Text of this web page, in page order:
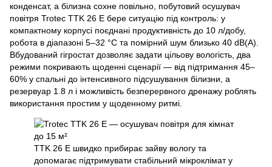
конденсат, а білизна сохне повільно, побутовий осушувач
повітря Trotec TTK 26 E бере ситуацію під контроль: у
компактному корпусі поєднані продуктивність до 10 л/добу,
робота в діапазоні 5–32 °C та помірний шум близько 40 dB(A).
Вбудований гігростат дозволяє задати цільову вологість, два
режими покривають щоденні сценарії — від підтримання 45–
60% у спальні до інтенсивного підсушування білизни, а
резервуар 1.8 л і можливість безперервного дренажу роблять
використання простим у щоденному ритмі.
TTK 26 E швидко прибирає зайву вологу та
допомагає підтримувати стабільний мікроклімат у